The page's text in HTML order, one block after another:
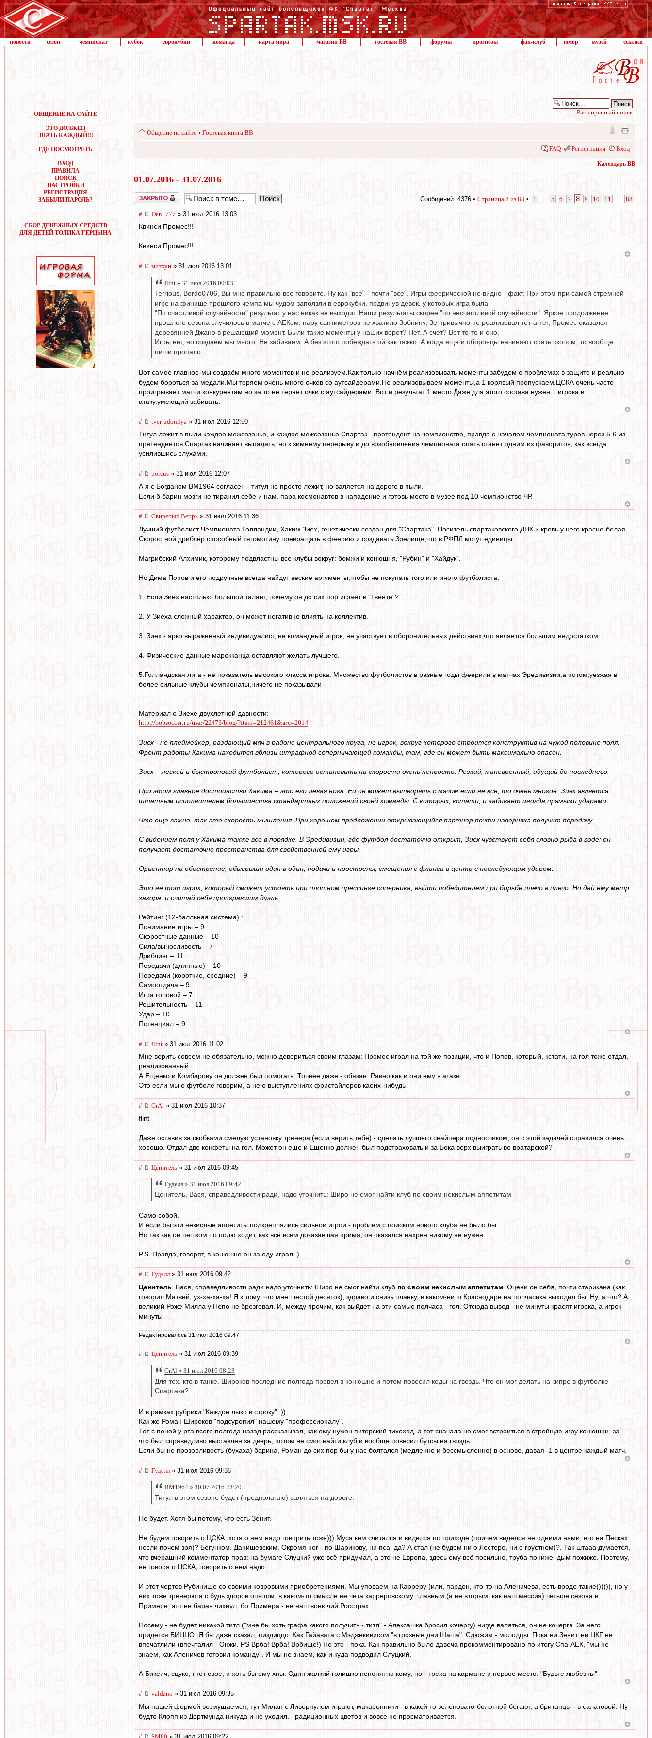
новости сезон чемпионат кубок еврокубки команда карта мира магазин ВВ гостевая ВВ форумы прогнозы фан-клуб юмор музей ссылки
ОБЩЕНИЕ НА САЙТЕ
ЭТО ДОЛЖЕН
ЗНАТЬ КАЖДЫЙ!!!
ГДЕ ПОСМОТРЕТЬ
ВХОД
ПРАВИЛА
ПОИСК
НАСТРОЙКИ
РЕГИСТРАЦИЯ
ЗАБЫЛИ ПАРОЛЬ?
СБОР ДЕНЕЖНЫХ СРЕДСТВ
ДЛЯ ДЕТЕЙ ТОЛИКА ГЕРЦЫНА
Расширенный поиск
Общение на сайте ‹ Гостевая книга ВВ
FAQ Регистрация Вход
Календарь ВВ
01.07.2016 - 31.07.2016
Закрыто Сообщений: 4376 • Страница 8 из 88 • 1 5 6 7 8 9 10 11 88
# Den_777 » 31 июл 2016 13:03
Квинси Промес!!!
Квинси Промес!!!
# митхун » 31 июл 2016 13:01
flint » 31 июл 2016 00:03
Terrious, Bordo0706, Вы мне правильно все говорите. Ну как "все" - почти "все". Игры феерической не видно - факт. При этом при самой стремной
игре на финише прошлого чемпа мы чудом заползли в еврокубки, подвинув девок, у которых игра была.
"По счастливой случайности" результат у нас никак не выходит. Наши результаты скорее "по несчастливой случайности". Яркое продолжение
прошлого сезона случилось в матче с АЕКом: пару сантиметров не хватило Зобнину, Зе привычно не реализовал тет-а-тет, Промес оказался
деревянней Джано в решающий момент. Были такие моменты у наших ворот? Нет. А счет? Вот то-то и оно.
Игры нет, но создаем мы много. Не забиваем. А без этого побеждать ой как тяжко. А когда еще и оборонцы начинают срать скопом, то вообще
пиши пропало.
Вот самое главное-мы создаём много моментов и не реализуем.Как только начнём реализовывать моменты забудем о проблемах в защите и реально
будем бороться за медали.Мы теряем очень много очков со аутсайдерами.Не реализовываем моменты,а 1 корявый пропускаем.ЦСКА очень часто
проигрывает матчи конкурентам.но за то не теряет очки с аутсайдерами. Вот и результат 1 место.Даже для этого состава нужен 1 игрока в
атаку.умеющий забивать.
# tver-udomlya » 31 июл 2016 12:50
Титул лежит в пыли каждое межсезонье, и каждое межсезонье Спартак - претендент на чемпионство, правда с началом чемпионата туров через 5-6 из
претендентов Спартак начинает выпадать, но к зимнему перерыву и до возобновления чемпионата опять станет одним из фаворитов, как всегда
усилившись слухами.
# porcus » 31 июл 2016 12:07
А я с Богданом ВМ1964 согласен - титул не просто лежит, но валяется на дороге в пыли.
Если б барин мозги не тиранил себе и нам, пара космонавтов в нападение и готовь место в музее под 10 чемпионство ЧР.
# Свирепый Вепрь » 31 июл 2016 11:36
Лучший футболист Чемпионата Голландии, Хаким Зиех, генетически создан для "Спартака". Носитель спартаковского ДНК и кровь у него красно-белая.
Скоростной дриблёр,способный тягомотину превращать в феерию и создавать Зрелище,что в РФПЛ могут единицы.
Магрибский Алхимик, которому подвластны все клубы вокруг: бомжи и конюшня, "Рубин" и "Хайдук".
Но Дима Попов и его подручные всегда найдут веские аргументы,чтобы не покупать того или иного футболиста:
1. Если Зиех настолько большой талант, почему он до сих пор играет в "Твенте"?
2. У Зиеха сложный характер, он может негативно влиять на коллектив.
3. Зиех - ярко выраженный индивидуалист, не командный игрок, не участвует в оборонительных действиях,что является большим недостатком.
4. Физические данные марокканца оставляют желать лучшего.
5.Голландская лига - не показатель высокого класса игрока. Множество футболистов в разные годы феерили в матчах Эредивизии,а потом,уезжая в
более сильные клубы чемпионаты,ничего не показывали
Материал о Зиехе двухлетней давности:
http://bobsoccer.ru/user/22473/blog/?item=212461&arc=2014
Зиех - не плеймейкер, раздающий мяч в районе центрального круга, не игрок, вокруг которого строится конструктив на чужой половине поля.
Фронт работы Хакима находится вблизи штрафной соперничающей команды, там, где он может быть максимально опасен.
Зиех – легкий и быстроногий футболист, которого остановить на скорости очень непросто. Резкий, маневренный, идущий до последнего.
При этом главное достоинство Хакима – это его левая нога. Ей он может вытворять с мячом если не все, то очень многое. Зиех является
штатным исполнителем большинства стандартных положений своей команды. С которых, кстати, и забивает иногда прямыми ударами.
Что еще важно, так это скорость мышления. При хорошем предложении открывающийся партнер почти наверняка получит передачу.
С видением поля у Хакима также все в порядке. В Эредивизии, где футбол достаточно открыт, Зиех чувствует себя словно рыба в воде: он
получает достаточно пространства для свойственной ему игры.
Ориентир на обострение, обыгрыши один в один, подачи и прострелы, смещения с фланга в центр с последующим ударом.
Это не тот игрок, который сможет устоять при плотном прессинге соперника, выйти победителем при борьбе плечо в плечо. Но дай ему метр
зазора, и считай себя проигравшим дуэль.
Рейтинг (12-балльная система) :
Понимание игры – 9
Скоростные данные – 10
Сила/выносливость – 7
Дриблинг – 11
Передачи (длинные) – 10
Передачи (короткие, средние) – 9
Самоотдача – 9
Игра головой – 7
Решительность – 11
Удар – 10
Потенциал – 9
# flint » 31 июл 2016 11:02
Мне верить совсем не обязательно, можно довериться своим глазам: Промес играл на той же позиции, что и Попов, который, кстати, на гол тоже отдал,
реализованный.
А Ещенко и Комбарову он должен был помогать. Точнее даже - обязан. Равно как и они ему в атаке.
Это если мы о футболе говорим, а не о выступлениях фристайлеров каеих-нибудь
# GrAl » 31 июл 2016 10:37
flint
Даже оставив за скобками смелую установку тренера (если верить тебе) - сделать лучшего снайпера подносчиком, он с этой задачей справился очень
хорошо. Отдал две конфеты на гол. Может он еще и Ещенко должен был подстраховать и за Бока верх выиграть во вратарской?
# Ценитель » 31 июл 2016 09:45
Гуделл » 31 июл 2016 09:42
Ценитель, Вася, справедливости ради, надо уточнить: Широ не смог найти клуб по своим некислым аппетитам
Само собой.
И если бы эти некислые аппетиты подкреплялись сильной игрой - проблем с поиском нового клуба не было бы.
Но так как он пешком по полю ходит, как всё всем доказавшая прима, он оказался нахрен никому не нужен.
P.S. Правда, говорят, в конюшне он за еду играл. )
# Гуделл» 31 июл 2016 09:42
Ценитель , Вася, справедливости ради надо уточнить: Широ не смог найти клуб по своим некислым аппетитам . Оцени он себя, почти старикана (как
говорил Матвей, ух-ха-ха-ха! Я к тому, что мне шестой десяток), здраво и снизь планку, в каком-нито Краснодаре на полчасика выходил бы. Ну, а что? А
великий Роже Милла у Непо не брезговал. И, между прочим, как выйдет на эти самые полчаса - гол. Отсюда вывод - не минуты красят игрока, а игрок
минуты
Редактировалось 31 июл 2016 09:47
# Ценитель » 31 июл 2016 09:39
GrAl » 31 июл 2016 08:23
Для тех, кто в танке, Широков последние полгода провел в конюшне и потом повесил кеды на гвоздь. Что он мог делать на кипре в футболке
Спартака?
И в рамках рубрики "Каждое лыко в строку". ))
Как же Роман Широков "подсуропил" нашему "профессионалу".
Тот с пеной у рта всего полгода назад рассказывал, как ему нужен питерский тихоход, а тот сначала не смог встроиться в стройную игру конюшни, за
что был справедливо выставлен за дверь, потом не смог найти клуб и вообще повесил бутсы на гвоздь.
Если бы не прозорливость (бухаха) барина, Роман до сих пор бы у нас болтался (медленно и бессмысленно) в основе, давая -1 в центре каждый матч.
# Гуделл» 31 июл 2016 09:36
BM1964 » 30.07.2016 23:20
Титул в этом сезоне будет (предполагаю) валяться на дороге.
Не будет. Хотя бы потому, что есть Зенит.
Не будем говорить о ЦСКА, хотя о нем надо говорить тоже))) Муса кем считался и виделся по приходе (причем виделся не одними нами, его на Песках
несли почем зря)? Бегунком. Данишевским. Окромя ног - по Шарикову, ни пса, да? А стал (не будем ни о Лестере, ни о грустном)?. Так штааа думается,
что вчерашний комментатор прав: на бумаге Слуцкий уже всё придумал, а это не Европа, здесь ему всё посильно, труба пониже, дым пожиже. Поэтому,
не говоря о ЦСКА, говорить о нем надо.
И этот чертов Рубинище со своими ковровыми приобретениями. Мы уповаем на Карреру (или, пардон, кто-то на Аленичева, есть вроде такие)))))), но у
них тоже тренерюга с будь здоров опытом, в каком-то смысле не чета карреровскому: главным (а не вторым, как наш мессия) четыре сезона в
Примере, это не баран чихнул, бо Примера - не наш вонючий Росстрах.
Посему - не будет никакой титл ("мне бы хоть графа какого получить - титл" - Алексашка бросил кочергу) нигде валяться, он не кочерга. За него
придется БИЦЦО. Я бы даже сказал, пиздиццо. Как Гайавата с Мэджекивисом "в грозные дни Шаша". Сдюжим - молодцы. Пока ни Зенит, ни ЦКГ не
впечатлили (впечталил - Онжи. PS Врба! Врба! Врбище!) Но это - пока. Как правильно было давеча прокомментировано по итогу Спа-АЕК, "мы не
знаем, как Аленичев готовил команду". И мы не знаем, как и куда подводил Слуцкий.
А Бикеич, сцуко, гнет свое, и хоть бы ему хны. Один жалкий голишко непонятно кому, но - треха на кармане и первое место. "Будьте любезны"
# valdano » 31 июл 2016 09:35
Мы нашей формой возмущаемся, тут Милан с Ливерпулем играют, макаронники - в какой то зеленовато-болотной бегают, а британцы - в салатовой. Ну
будто Клопп из Дортмунда никуда и не уходил. Традиционных цветов и вовсе не просматривается.
# SM80 » 31 июл 2016 09:22